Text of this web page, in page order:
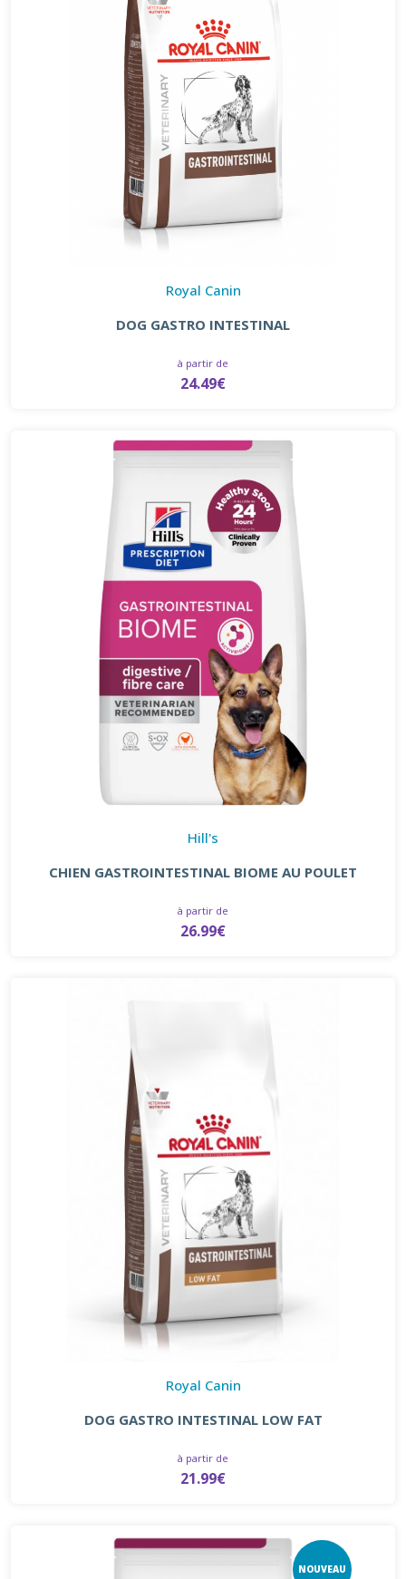
Royal Canin
DOG GASTRO INTESTINAL
à partir de
24.49€
Hill's
CHIEN GASTROINTESTINAL BIOME AU POULET
à partir de
26.99€
Royal Canin
DOG GASTRO INTESTINAL LOW FAT
à partir de
21.99€
NOUVEAU